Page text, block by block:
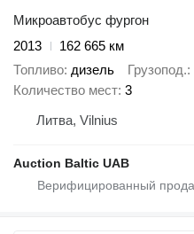
Микроавтобус фургон
2013
162 665 км
Топливо дизель Грузопод.
Количество мест 3
Литва, Vilnius
Auction Baltic UAB